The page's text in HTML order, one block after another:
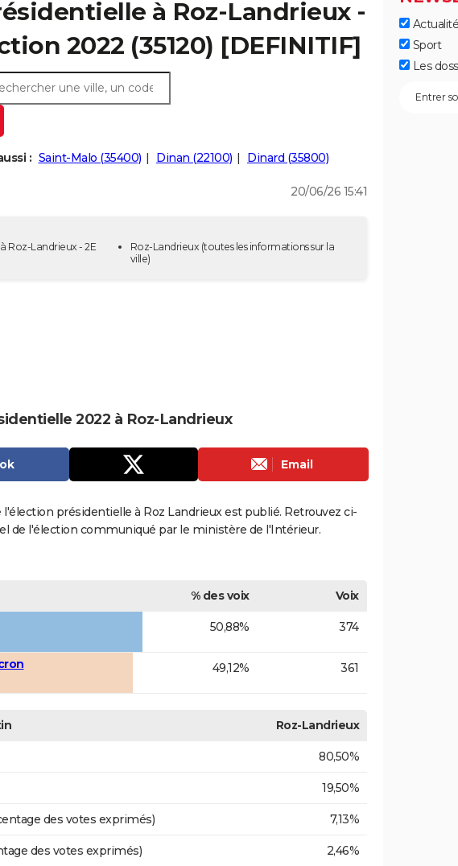
à Roz-Landrieux -
2022 (35120) [DEFINITIF]
: Saint-Malo (35400) Dinan (22100) Dinard (35800)
20/06/26 15:41
Roz-Landrieux - 2E
Roz-Landrieux (toutes les informations sur la
ville)
2022 à Roz-Landrieux
Email
l'élection présidentielle à Roz Landrieux est publié. Retrouvez ci-
de l'élection communiqué par le ministère de l'Intérieur.
% des voix
Voix
50,88% 374
49,12% 361
Roz-Landrieux
80,50%
19,50%
des votes exprimés) 7,13%
des votes exprimés) 2,46%
Actualité
Sport
Les